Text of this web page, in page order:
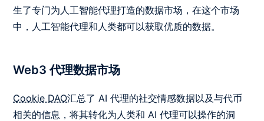
生了专门为人工智能代理打造的数据市场，在这个市场
中，人工智能代理和人类都可以获取优质的数据。
Web3 代理数据市场
Cookie DAO汇总了 AI 代理的社交情感数据以及与代币
相关的信息，将其转化为人类和 AI 代理可以操作的洞